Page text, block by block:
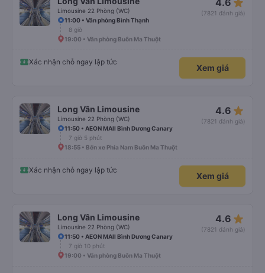
Limousine 22 Phòng (WC)
4.6
(7821 đánh giá)
11:00 • Văn phòng Bình Thạnh
8 giờ
19:00 • Văn phòng Buôn Ma Thuột
Xác nhận chỗ ngay lập tức
Xem giá
Long Vân Limousine
Limousine 22 Phòng (WC)
4.6 star_rate
(7821 đánh giá)
11:50 • AEON MAll Bình Dương Canary
7 giờ 5 phút
18:55 • Bến xe Phía Nam Buôn Ma Thuột
Xác nhận chỗ ngay lập tức
Xem giá
Long Vân Limousine
Limousine 22 Phòng (WC)
4.6 star_rate
(7821 đánh giá)
11:50 • AEON MAll Bình Dương Canary
7 giờ 10 phút
19:00 • Văn phòng Buôn Ma Thuột